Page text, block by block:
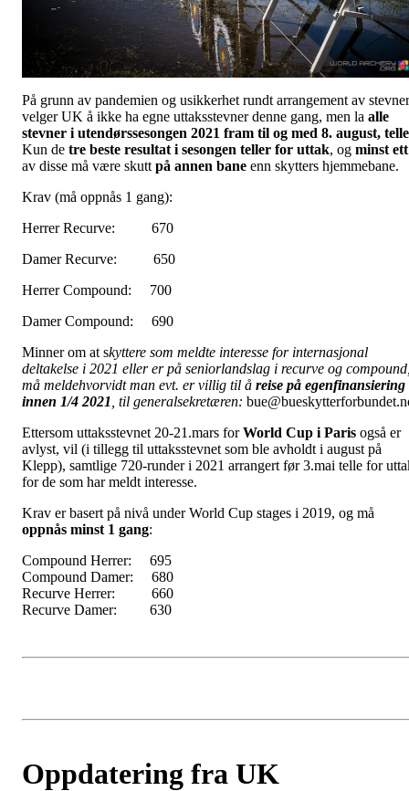
På grunn av pandemien og usikkerhet rundt arrangement av
velger UK å ikke ha egne uttaksstevner denne gang, men la alle
stevner i utendørssesongen 2021 fram til og med 8. august, telle
Kun de tre beste resultat i sesongen teller for uttak, og minst ett
av disse må være skutt på annen bane enn skytters hjemmebane.
Krav (må oppnås 1 gang):
Herrer Recurve: 670
Damer Recurve: 650
Herrer Compound: 700
Damer Compound: 690
Minner om at skyttere som meldte interesse for internasjonal
deltakelse i 2021 eller er på seniorlandslag i recurve og
må meldehvorvidt man evt. er villig til å reise på egenfinansiering
innen 1/4 2021 , til generalsekretæren:
Ettersom uttaksstevnet 20-21.mars forWorld Cup i Paris også er
avlyst, vil (i tillegg til uttaksstevnet som ble avholdt i august på
Klepp), samtlige 720-runder i 2021 arrangert før 3.mai telle for
for de som har meldt interesse.
Krav er basert på nivå under World Cup stages i 2019, og må
oppnås minst 1 gang:
Compound Herrer: 695
Compound Damer: 680
Recurve Herrer: 660
Recurve Damer: 630
Oppdatering fra UK